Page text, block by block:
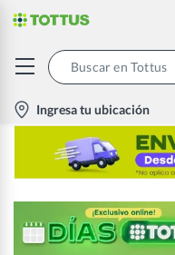
location-
icon
Ingresa tu ubicación